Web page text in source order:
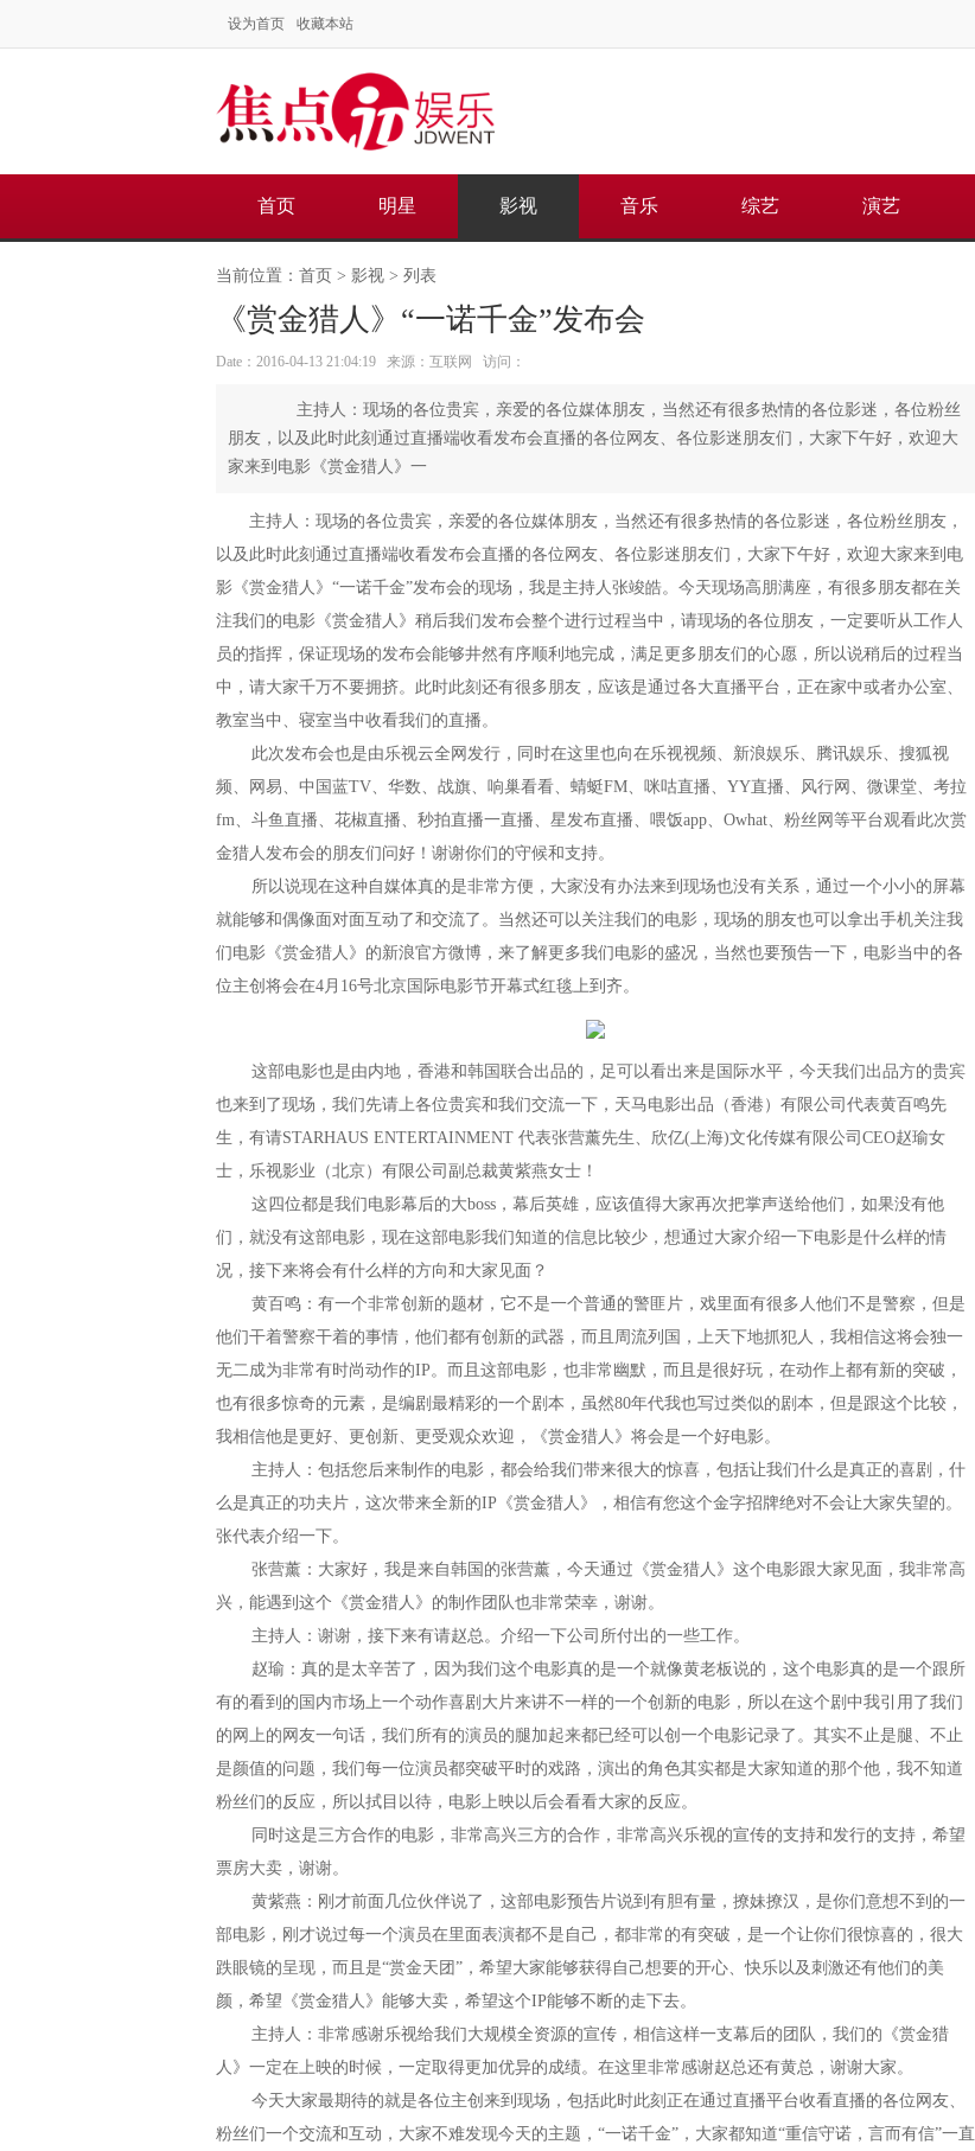
设为首页 收藏本站
首页 明星 影视 音乐 综艺 演艺
当前位置： 首页 > 影视 > 列表
《赏金猎人》“一诺千金”发布会
Date：2016-04-13 21:04:19 来源：互联网 访问：
主持人：现场的各位贵宾，亲爱的各位媒体朋友，当然还有很多热情的各位影迷，各位粉丝
朋友，以及此时此刻通过直播端收看发布会直播的各位网友、各位影迷朋友们，大家下午好，欢迎大
家来到电影《赏金猎人》一
主持人：现场的各位贵宾，亲爱的各位媒体朋友，当然还有很多热情的各位影迷，各位粉丝朋友，
以及此时此刻通过直播端收看发布会直播的各位网友、各位影迷朋友们，大家下午好，欢迎大家来到电
影《赏金猎人》“一诺千金”发布会的现场，我是主持人张竣皓。今天现场高朋满座，有很多朋友都在关
注我们的电影《赏金猎人》稍后我们发布会整个进行过程当中，请现场的各位朋友，一定要听从工作人
员的指挥，保证现场的发布会能够井然有序顺利地完成，满足更多朋友们的心愿，所以说稍后的过程当
中，请大家千万不要拥挤。此时此刻还有很多朋友，应该是通过各大直播平台，正在家中或者办公室、
教室当中、寝室当中收看我们的直播。
此次发布会也是由乐视云全网发行，同时在这里也向在乐视视频、新浪娱乐、腾讯娱乐、搜狐视
频、网易、中国蓝TV、华数、战旗、响巢看看、蜻蜓FM、咪咕直播、YY直播、风行网、微课堂、考拉
fm、斗鱼直播、花椒直播、秒拍直播一直播、星发布直播、喂饭app、Owhat、粉丝网等平台观看此次赏
金猎人发布会的朋友们问好！谢谢你们的守候和支持。
所以说现在这种自媒体真的是非常方便，大家没有办法来到现场也没有关系，通过一个小小的屏幕
就能够和偶像面对面互动了和交流了。当然还可以关注我们的电影，现场的朋友也可以拿出手机关注我
们电影《赏金猎人》的新浪官方微博，来了解更多我们电影的盛况，当然也要预告一下，电影当中的各
位主创将会在4月16号北京国际电影节开幕式红毯上到齐。
这部电影也是由内地，香港和韩国联合出品的，足可以看出来是国际水平，今天我们出品方的贵宾
也来到了现场，我们先请上各位贵宾和我们交流一下，天马电影出品（香港）有限公司代表黄百鸣先
生，有请STARHAUS ENTERTAINMENT 代表张营薰先生、欣亿(上海)文化传媒有限公司CEO赵瑜女
士，乐视影业（北京）有限公司副总裁黄紫燕女士！
这四位都是我们电影幕后的大boss，幕后英雄，应该值得大家再次把掌声送给他们，如果没有他
们，就没有这部电影，现在这部电影我们知道的信息比较少，想通过大家介绍一下电影是什么样的情
况，接下来将会有什么样的方向和大家见面？
黄百鸣：有一个非常创新的题材，它不是一个普通的警匪片，戏里面有很多人他们不是警察，但是
他们干着警察干着的事情，他们都有创新的武器，而且周流列国，上天下地抓犯人，我相信这将会独一
无二成为非常有时尚动作的IP。而且这部电影，也非常幽默，而且是很好玩，在动作上都有新的突破，
也有很多惊奇的元素，是编剧最精彩的一个剧本，虽然80年代我也写过类似的剧本，但是跟这个比较，
我相信他是更好、更创新、更受观众欢迎，《赏金猎人》将会是一个好电影。
主持人：包括您后来制作的电影，都会给我们带来很大的惊喜，包括让我们什么是真正的喜剧，什
么是真正的功夫片，这次带来全新的IP《赏金猎人》，相信有您这个金字招牌绝对不会让大家失望的。
张代表介绍一下。
张营薰：大家好，我是来自韩国的张营薰，今天通过《赏金猎人》这个电影跟大家见面，我非常高
兴，能遇到这个《赏金猎人》的制作团队也非常荣幸，谢谢。
主持人：谢谢，接下来有请赵总。介绍一下公司所付出的一些工作。
赵瑜：真的是太辛苦了，因为我们这个电影真的是一个就像黄老板说的，这个电影真的是一个跟所
有的看到的国内市场上一个动作喜剧大片来讲不一样的一个创新的电影，所以在这个剧中我引用了我们
的网上的网友一句话，我们所有的演员的腿加起来都已经可以创一个电影记录了。其实不止是腿、不止
是颜值的问题，我们每一位演员都突破平时的戏路，演出的角色其实都是大家知道的那个他，我不知道
粉丝们的反应，所以拭目以待，电影上映以后会看看大家的反应。
同时这是三方合作的电影，非常高兴三方的合作，非常高兴乐视的宣传的支持和发行的支持，希望
票房大卖，谢谢。
黄紫燕：刚才前面几位伙伴说了，这部电影预告片说到有胆有量，撩妹撩汉，是你们意想不到的一
部电影，刚才说过每一个演员在里面表演都不是自己，都非常的有突破，是一个让你们很惊喜的，很大
跌眼镜的呈现，而且是“赏金天团”，希望大家能够获得自己想要的开心、快乐以及刺激还有他们的美
颜，希望《赏金猎人》能够大卖，希望这个IP能够不断的走下去。
主持人：非常感谢乐视给我们大规模全资源的宣传，相信这样一支幕后的团队，我们的《赏金猎
人》一定在上映的时候，一定取得更加优异的成绩。在这里非常感谢赵总还有黄总，谢谢大家。
今天大家最期待的就是各位主创来到现场，包括此时此刻正在通过直播平台收看直播的各位网友、
粉丝们一个交流和互动，大家不难发现今天的主题，“一诺千金”，大家都知道“重信守诺，言而有信”一直